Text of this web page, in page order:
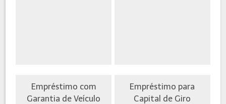
Empréstimo com
Garantia de Veículo
Empréstimo para
Capital de Giro